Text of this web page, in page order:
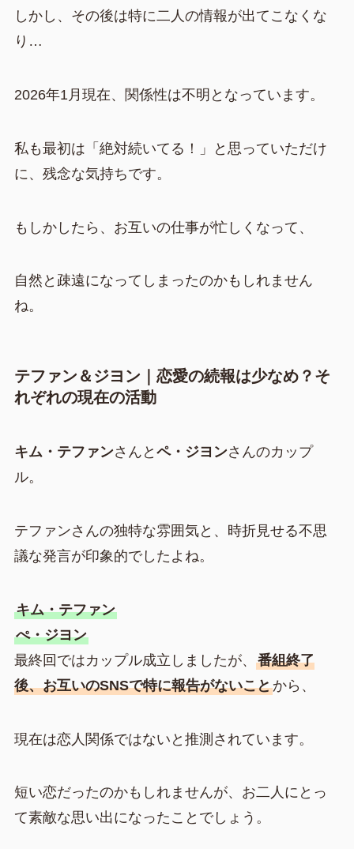
しかし、その後は特に二人の情報が出てこなくな
り…
2026年1月現在、関係性は不明となっています。
私も最初は「絶対続いてる！」と思っていただけ
に、残念な気持ちです。
もしかしたら、お互いの仕事が忙しくなって、
自然と疎遠になってしまったのかもしれません
ね。
テファン＆ジヨン｜恋愛の続報は少なめ？そ
れぞれの現在の活動
キム・テファンさんと ペ・ジヨンさんのカップ
ル。
テファンさんの独特な雰囲気と、時折見せる不思
議な発言が印象的でしたよね。
キム・テファン
ぺ・ジヨン
最終回ではカップル成立しましたが、 番組終了
後、お互いのSNSで特に報告がないことから、
現在は恋人関係ではないと推測されています。
短い恋だったのかもしれませんが、お二人にとっ
て素敵な思い出になったことでしょう。